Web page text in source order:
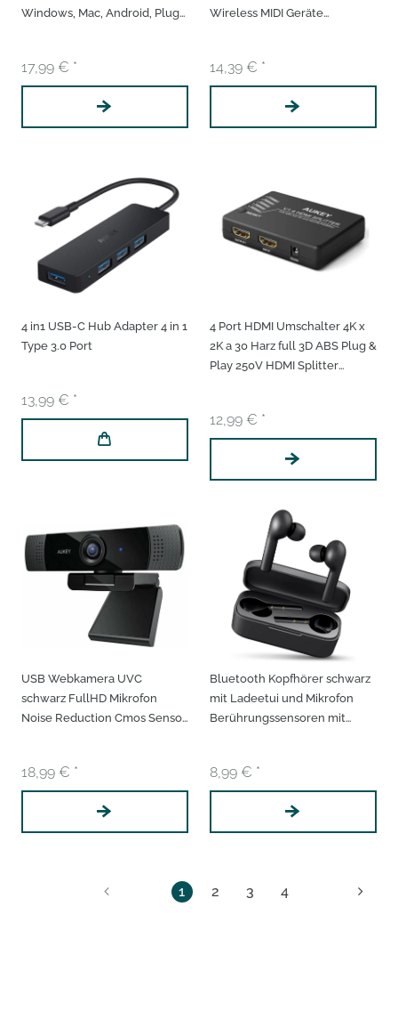
Windows, Mac, Android, Plug
17,99 € *
Wireless MIDI Geräte
14,39 € *
4 in1 USB-C Hub Adapter 4 in 1
Type 3.0 Port
13,99 € *
4 Port HDMI Umschalter 4K x
2K a 30 Harz full 3D ABS Plug &
Play 250V HDMI Splitter
12,99 € *
USB Webkamera UVC
schwarz FullHD Mikrofon
Noise Reduction Cmos Sensor
18,99 € *
Bluetooth Kopfhörer schwarz
mit Ladeetui und Mikrofon
Berührungssensoren mit
kabellose Earphones
8,99 € *
1 2 3 4